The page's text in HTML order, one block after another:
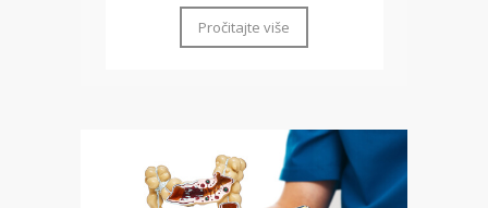
Pročitajte više